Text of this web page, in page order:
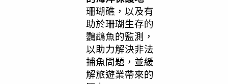
珊瑚礁，以及有
助於珊瑚生存的
鸚鵡魚的監測，
以助力解決非法
捕魚問題，並緩
解旅遊業帶來的